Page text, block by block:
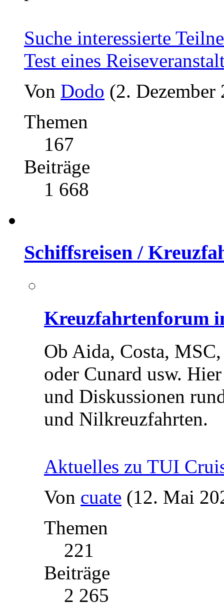
Suche interessierte
Test eines
Von Dodo (2.
Themen
167
Beiträge
1 668
Schiffsreisen /
Kreuzfahrtenforum
Ob Aida, Costa,
oder Cunard usw.
und Diskussionen
und Nilkreuzfahrten.
Aktuelles zu TUI
Von cuate (12. Mai
Themen
221
Beiträge
2 265